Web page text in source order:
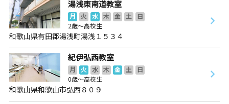
湯浅東南道教室
月 火 水 木 金 土
日
2歳～高校生
和歌山県有田郡湯浅町湯浅１５３４
紀伊弘西教室
月 火 水 木 金 土
日
0歳～高校生
和歌山県和歌山市弘西８０９